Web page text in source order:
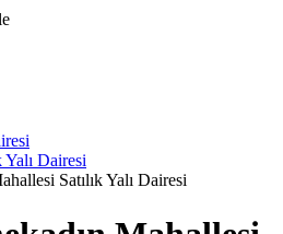
Yalı Dairesi
Satılık Yalı Dairesi